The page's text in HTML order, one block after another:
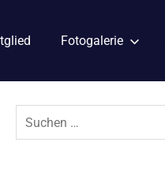
Fotogalerie
nach: